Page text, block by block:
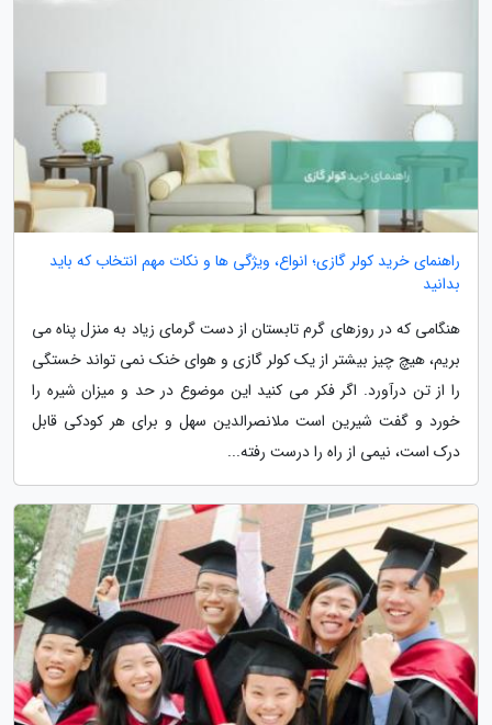
راهنمای خرید کولر گازی؛ انواع، ویژگی ها و نکات مهم انتخاب که باید
بدانید
هنگامی که در روزهای گرم تابستان از دست گرمای زیاد به منزل پناه می
بریم، هیچ چیز بیشتر از یک کولر گازی و هوای خنک نمی تواند خستگی
را از تن درآورد. اگر فکر می کنید این موضوع در حد و میزان شیره را
خورد و گفت شیرین است ملانصرالدین سهل و برای هر کودکی قابل
درک است، نیمی از راه را درست رفته...